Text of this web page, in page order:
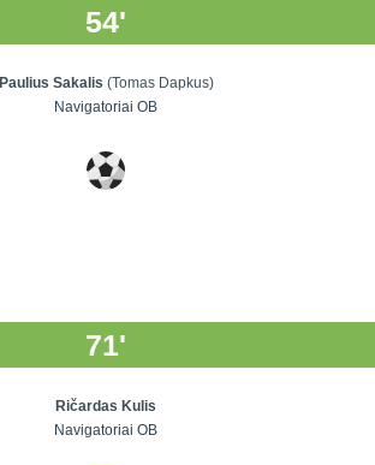
54'
Paulius Sakalis (Tomas Dapkus)
Navigatoriai OB
71'
Ričardas Kulis
Navigatoriai OB